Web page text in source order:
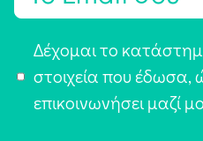
π
Δέχομαι το
στοιχεία που έδωσα,
επικοινωνήσει μαζί